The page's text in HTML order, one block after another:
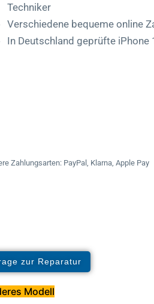
Techniker
Verschiedene bequeme online
In Deutschland geprüfte
Zahlungsarten: PayPal, Klarna, Apple Pay
zur Reparatur
Modell